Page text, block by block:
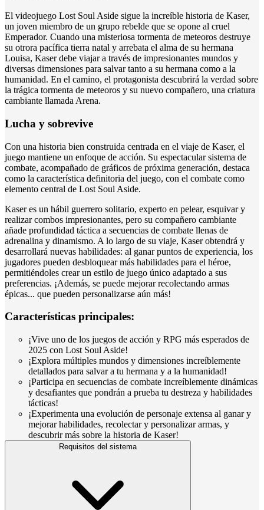
El videojuego Lost Soul Aside sigue la increíble historia de Kaser,
un joven miembro de un grupo rebelde que se opone al cruel
Emperador. Cuando una misteriosa tormenta de meteoros destruye
su otrora pacífica tierra natal y arrebata el alma de su hermana
Louisa, Kaser debe viajar a través de impresionantes mundos y
diversas dimensiones para salvar tanto a su hermana como a la
humanidad. En el camino, el protagonista descubrirá la verdad sobre
la trágica tormenta de meteoros y su nuevo compañero, una criatura
cambiante llamada Arena.
Lucha y sobrevive
Con una historia bien construida centrada en el viaje de Kaser, el
juego mantiene un enfoque de acción. Su espectacular sistema de
combate, acompañado de gráficos de próxima generación, destaca
como la característica definitoria del juego, con el combate como
elemento central de Lost Soul Aside.
Kaser es un hábil guerrero solitario, experto en pelear, esquivar y
realizar combos impresionantes, pero su compañero cambiante
añade profundidad táctica a secuencias de combate llenas de
adrenalina y dinamismo. A lo largo de su viaje, Kaser obtendrá y
desarrollará nuevas habilidades: al ganar puntos de experiencia, los
jugadores pueden desbloquear más habilidades para el héroe,
permitiéndoles crear un estilo de juego único adaptado a sus
preferencias. ¡Además, se puede mejorar recolectando armas
épicas... que pueden personalizarse aún más!
Características principales:
¡Vive uno de los juegos de acción y RPG más esperados de
2025 con Lost Soul Aside!
¡Explora múltiples mundos y dimensiones increíblemente
detallados para salvar a tu hermana y a la humanidad!
¡Participa en secuencias de combate increíblemente dinámicas
y desafiantes que pondrán a prueba tu destreza y habilidades
tácticas!
¡Experimenta una evolución de personaje extensa al ganar y
mejorar habilidades, recolectar y personalizar armas, y
descubrir más sobre la historia de Kaser!
Requisitos del sistema